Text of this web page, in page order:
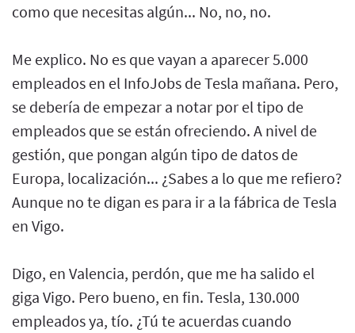
como que necesitas algún... No, no, no.
Me explico. No es que vayan a aparecer 5.000
empleados en el InfoJobs de Tesla mañana. Pero,
se debería de empezar a notar por el tipo de
empleados que se están ofreciendo. A nivel de
gestión, que pongan algún tipo de datos de
Europa, localización... ¿Sabes a lo que me refiero?
Aunque no te digan es para ir a la fábrica de Tesla
en Vigo.
Digo, en Valencia, perdón, que me ha salido el
giga Vigo. Pero bueno, en fin. Tesla, 130.000
empleados ya, tío. ¿Tú te acuerdas cuando